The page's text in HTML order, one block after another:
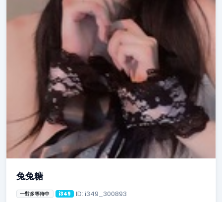
兔兔糖
一對多等待中 i349 ID: i349_300893